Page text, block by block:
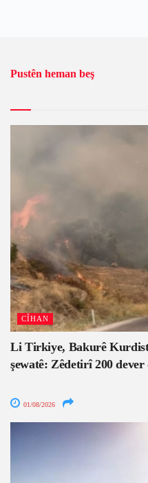
Pustên heman beş
CÎHAN
Li Tirkiye, Bakurê
şewatê: Zêdetirî 200
01/08/2026